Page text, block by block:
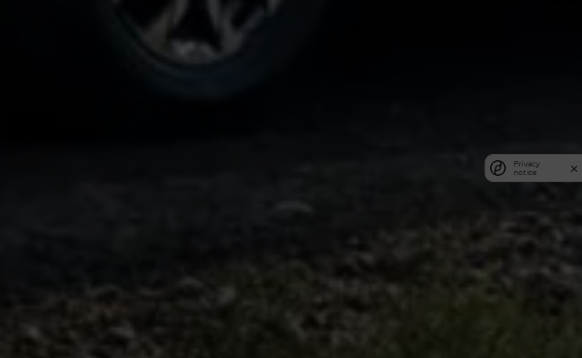
Privacy
notice